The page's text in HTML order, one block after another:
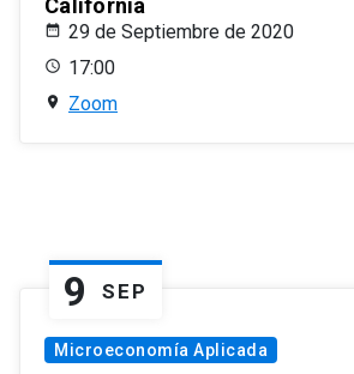
California
29 de Septiembre de 2020
17:00
Zoom
9 SEP
Microeconomía Aplicada